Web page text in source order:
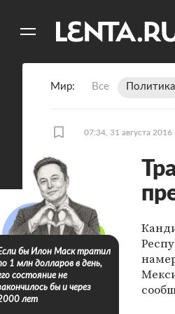
Мир Все Политика
07:34, 31 августа 2016
бы Илон Маск тратил
1 млн долларов в день,
состояние не
бы и через
лет